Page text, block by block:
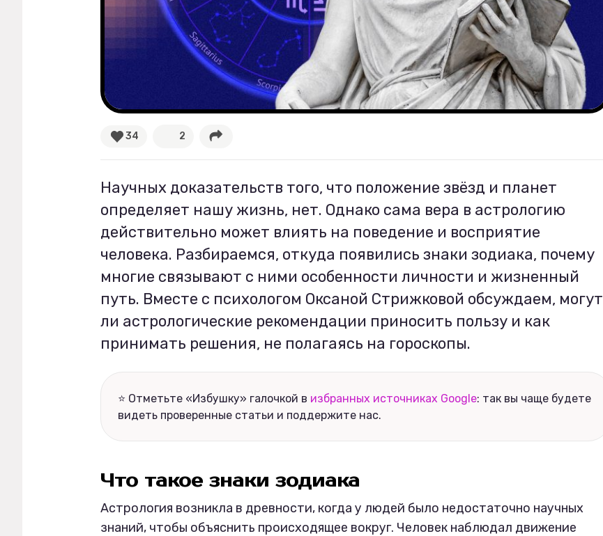
Великие женщины
34 2
Научных доказательств того, что положение звёзд и планет
определяет нашу жизнь, нет. Однако сама вера в астрологию
действительно может влиять на поведение и восприятие
человека. Разбираемся, откуда появились знаки зодиака, почему
многие связывают с ними особенности личности и жизненный
путь. Вместе с психологом Оксаной Стрижковой обсуждаем, могут
ли астрологические рекомендации приносить пользу и как
принимать решения, не полагаясь на гороскопы.
⭐ Отметьте «Избушку» галочкой в избранных источниках Google: так вы чаще будете
видеть проверенные статьи и поддержите нас.
Что такое знаки зодиака
Астрология возникла в древности, когда у людей было недостаточно научных
знаний, чтобы объяснить происходящее вокруг. Человек наблюдал движение